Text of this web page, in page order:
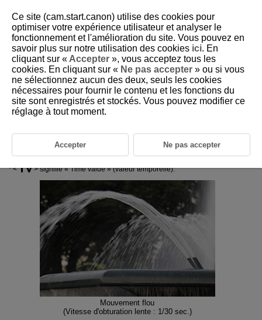
D102-043
Mode d'exposition automatique
avec priorité à l'obturation (Tv)
Dans ce mode, vous réglez la vitesse d'obturation et l'appareil photo
l'exposition standard adaptée à la luminosité du sujet. Une vitesse
d'obturation plus rapide permet de figer l'action d'un sujet en mouvement.
Alors qu'une vitesse d'obturation plus lente permet de créer un effet de
flou donnant une impression de mouvement.
signifie « Time value » (valeur temporelle).
Mouvement flou
(Vitesse d'obturation lente : 1/30 sec.)
Ce site (cam.start.canon) utilise des cookies pour
optimiser votre expérience utilisateur et analyser le
fonctionnement et l'amélioration du site. Vous pouvez en
savoir plus sur notre utilisation des cookies ici. En
cliquant sur « Accepter », vous acceptez tous les
cookies. En cliquant sur « Ne pas accepter » ou si vous
ne sélectionnez aucun des deux, seuls les cookies
nécessaires pour fournir le contenu et les fonctions du
site sont enregistrés et stockés. Vous pouvez modifier ce
réglage à tout moment.
Accepter Ne pas accepter